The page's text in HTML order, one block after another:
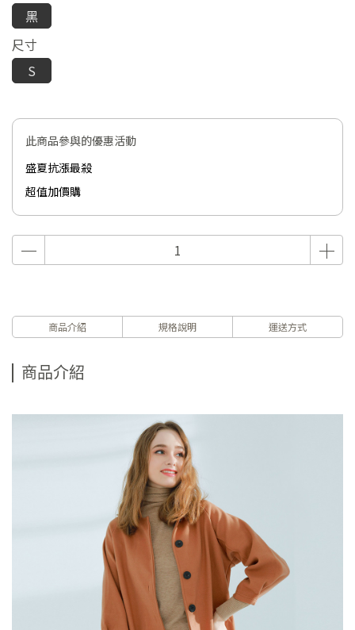
黑
尺寸
S
此商品參與的優惠活動
盛夏抗漲最殺
超值加價購
商品介紹 規格說明 運送方式
商品介紹